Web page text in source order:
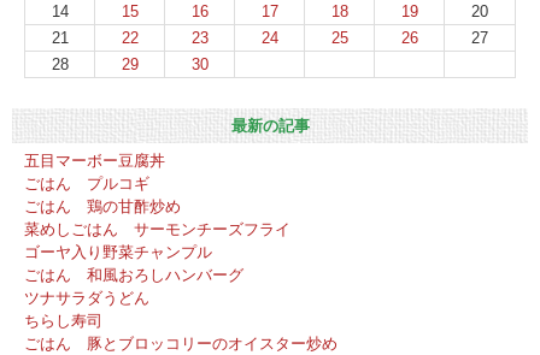
14
15 16 17 18 19
20
21
22 23 24 25 26
27
28
29 30
最新の記事
五目マーボー豆腐丼
ごはん プルコギ
ごはん 鶏の甘酢炒め
菜めしごはん サーモンチーズフライ
ゴーヤ入り野菜チャンプル
ごはん 和風おろしハンバーグ
ツナサラダうどん
ちらし寿司
ごはん 豚とブロッコリーのオイスター炒め